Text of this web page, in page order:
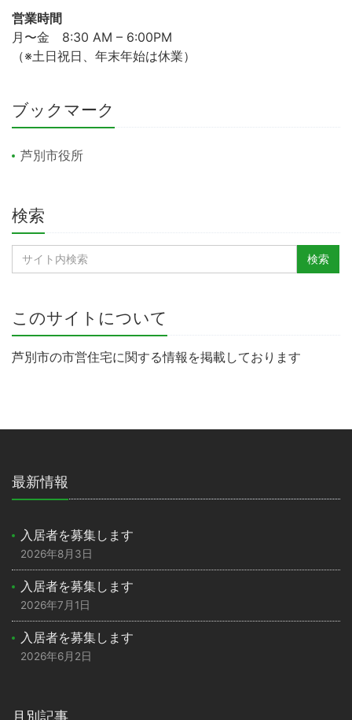
営業時間
月〜金 8:30 AM – 6:00PM
（※土日祝日、年末年始は休業）
ブックマーク
芦別市役所
検索
このサイトについて
芦別市の市営住宅に関する情報を掲載しております
最新情報
入居者を募集します
2026年8月3日
入居者を募集します
2026年7月1日
入居者を募集します
2026年6月2日
月別記事